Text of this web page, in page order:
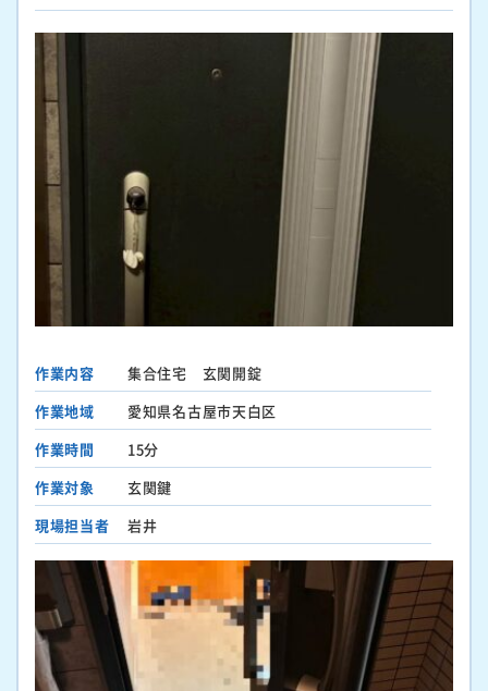
作業内容
集合住宅 玄関開錠
作業地域
愛知県名古屋市天白区
作業時間
15分
作業対象
玄関鍵
現場担当者
岩井